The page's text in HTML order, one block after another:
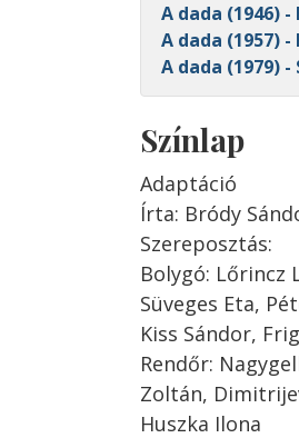
A dada (1946)
A dada (1957) -
A dada (1979)
Színlap
Adaptáció
Írta: Bródy
Szereposztás:
Bolygó: Lőrincz
Süveges Eta,
Kiss Sándor,
Rendőr:
Zoltán,
Huszka Ilona